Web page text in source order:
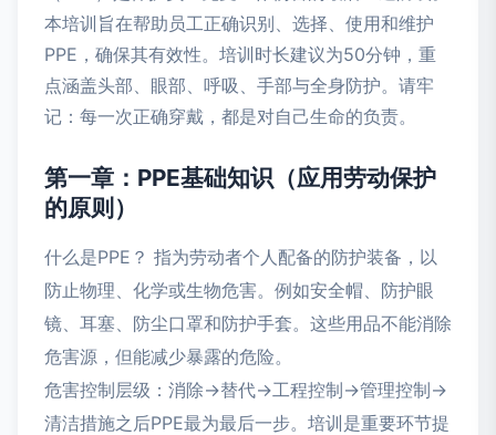
本培训旨在帮助员工正确识别、选择、使用和维护
PPE，确保其有效性。培训时长建议为50分钟，重
点涵盖头部、眼部、呼吸、手部与全身防护。请牢
记：每一次正确穿戴，都是对自己生命的负责。
第一章：PPE基础知识（应用劳动保护
的原则）
什么是PPE？ 指为劳动者个人配备的防护装备，以
防止物理、化学或生物危害。例如安全帽、防护眼
镜、耳塞、防尘口罩和防护手套。这些用品不能消除
危害源，但能减少暴露的危险。
危害控制层级：消除→替代→工程控制→管理控制→
清洁措施之后PPE最为最后一步。培训是重要环节提